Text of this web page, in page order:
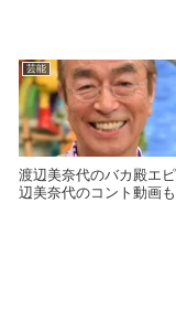
芸能
渡辺美奈代のバカ殿エ
辺美奈代のコント動画